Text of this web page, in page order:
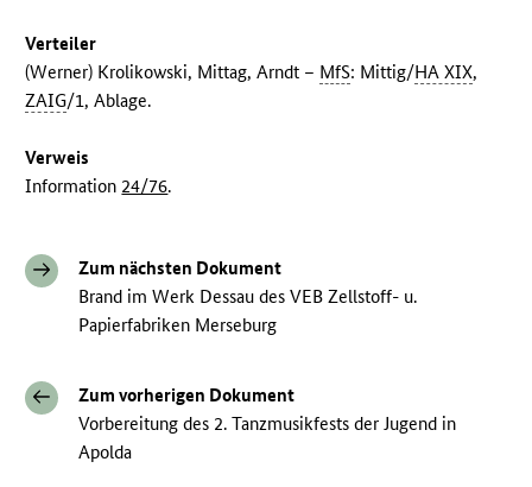
Verteiler
(Werner) Krolikowski, Mittag, Arndt – MfS: Mittig/HA XIX,
ZAIG/1, Ablage.
Verweis
Information 24/76.
Zum nächsten Dokument
Brand im Werk Dessau des VEB Zellstoff- u.
Papierfabriken Merseburg
Zum vorherigen Dokument
Vorbereitung des 2. Tanzmusikfests der Jugend in
Apolda